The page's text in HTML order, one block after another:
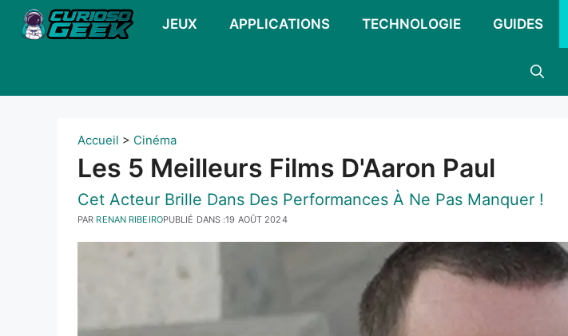
Skip
JEUX APPLICATIONS TECHNOLOGIE GUIDES
Accueil > Cinéma
Les 5 Meilleurs Films D'Aaron Paul
Cet Acteur Brille Dans Des Performances À Ne Pas Manquer !
PUBLIÉ DANS :19 AOÛT 2024
PAR RENAN RIBEIRO